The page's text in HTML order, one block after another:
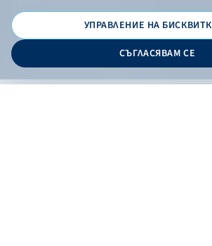
© 2026 - Българска банка за развитие
УПРАВЛЕНИЕ НА
СЪГЛАСЯВАМ СЕ